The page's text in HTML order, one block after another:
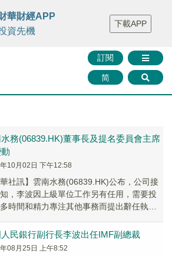
FINMETA 財華證券 媒體矩陣
智庫沙龍
聯絡我們
訂閱
简
華財經APP
資先機
下載APP
務(06839.HK)董事長及提名委員會主席
10月02日 下午12:58
華社訊】雲南水務(06839.HK)公布，公司接
，李波因上級單位工作另有任用，需要投
時間和精力專注其他事務而提出辭任執行
告日期起生效。
民銀行副行長李波出任IMF副總裁
08月25日 上午8:52